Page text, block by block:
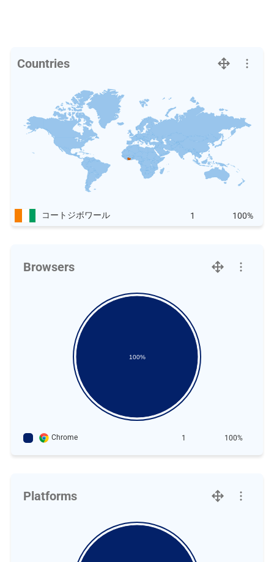
Countries
コートジボワール 1 100%
Browsers
100%
Chrome 1 100%
Platforms